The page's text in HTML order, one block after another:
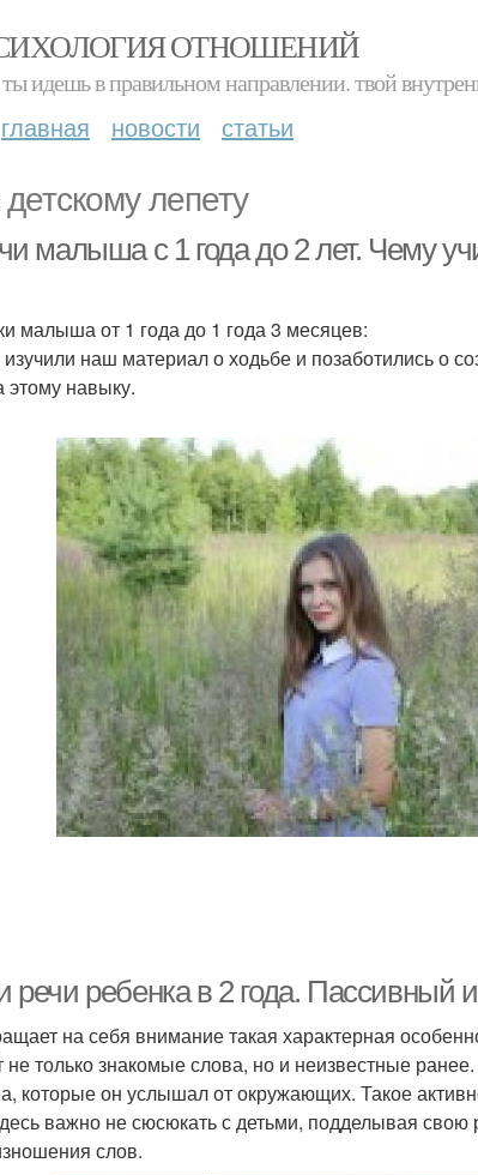
ОТНОШЕНИЙ
ты идешь в правильном направлении. твой
главная новости статьи
лепету
малыша с 1 года до 2 лет. Чему
малыша от 1 года до 1 года 3 месяцев:
наш материал о ходьбе и позаботились о
навыку.
речи ребенка в 2 года. Пассивный
на себя внимание такая характерная
только знакомые слова, но и неизвестные
которые он услышал от окружающих. Такое
важно не сюсюкать с детьми, подделывая свою
слов.